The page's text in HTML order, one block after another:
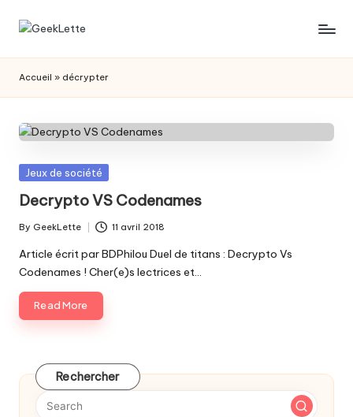
Skip
G
e
e
k
L
e
t
t
e
les
de
société
Accueil » décrypter
Posted
Jeux de société
Decrypto VS Codenames
Posted
by
By GeekLette 11 avril 2018
Article écrit par BDPhilou Duel de titans : Decrypto Vs
Codenames ! Cher(e)s lectrices et…
Read More
Rechercher